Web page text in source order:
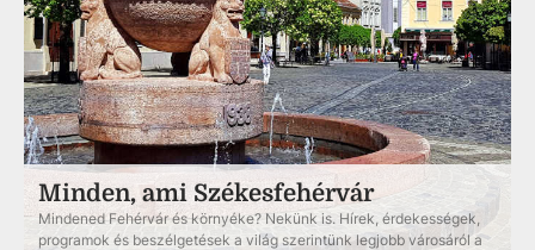
Minden, ami Székesfehérvár
Mindened Fehérvár és környéke? Nekünk is. Hírek, érdekességek,
programok és beszélgetések a világ szerintünk legjobb városáról a